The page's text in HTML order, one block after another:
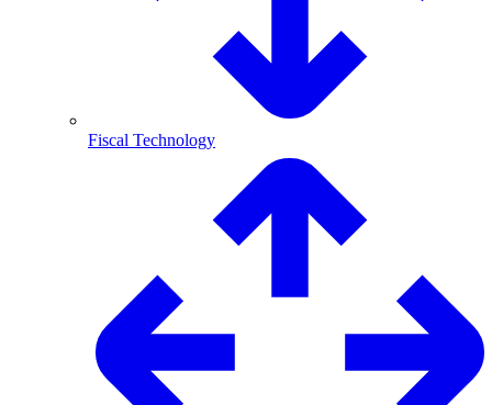
Fiscal Technology